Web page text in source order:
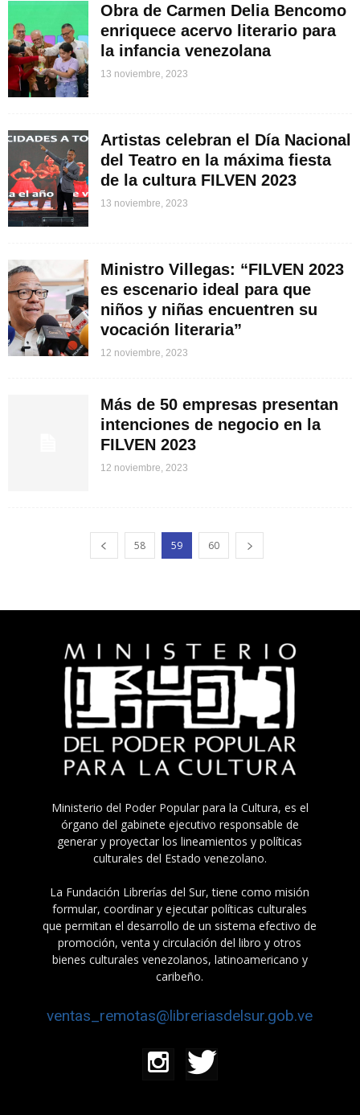
Obra de Carmen Delia Bencomo
enriquece acervo literario para
la infancia venezolana
13 noviembre, 2023
Artistas celebran el Día Nacional
del Teatro en la máxima fiesta
de la cultura FILVEN 2023
13 noviembre, 2023
Ministro Villegas: “FILVEN 2023
es escenario ideal para que
niños y niñas encuentren su
vocación literaria”
12 noviembre, 2023
Más de 50 empresas presentan
intenciones de negocio en la
FILVEN 2023
12 noviembre, 2023
58 59 60
Ministerio del Poder Popular para la Cultura, es el
órgano del gabinete ejecutivo responsable de
generar y proyectar los lineamientos y políticas
culturales del Estado venezolano.
La Fundación Librerías del Sur, tiene como misión
formular, coordinar y ejecutar políticas culturales
que permitan el desarrollo de un sistema efectivo de
promoción, venta y circulación del libro y otros
bienes culturales venezolanos, latinoamericano y
caribeño.
ventas_remotas@libreriasdelsur.gob.ve